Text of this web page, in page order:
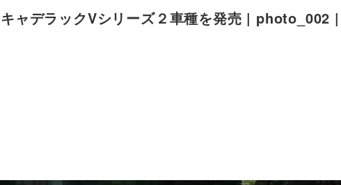
ャデラックVシリーズ２車種を発売 | photo_002